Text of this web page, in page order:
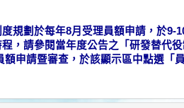
規劃於每年8月受理員額申請，於9-
，請參閱當年度公告之「研發替代
額申請暨審查，於該顯示區中點選「